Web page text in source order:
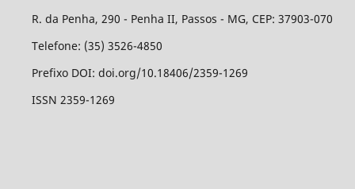
R. da Penha, 290 - Penha II, Passos - MG, CEP: 37903-070
Telefone: (35) 3526-4850
Prefixo DOI: doi.org/10.18406/2359-1269
ISSN 2359-1269